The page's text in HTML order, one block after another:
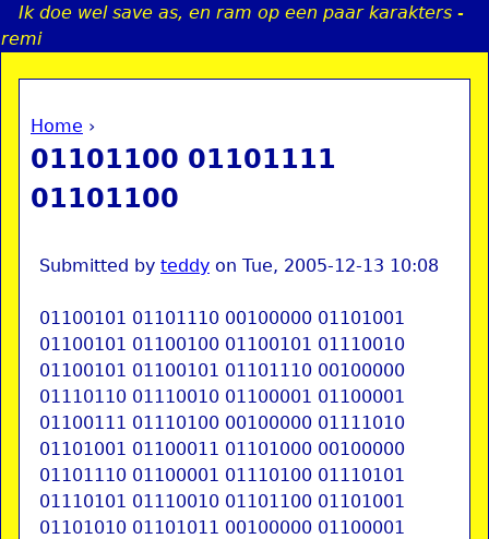
Jump to navigation
Ik doe wel save as, en ram op een paar karakters -
remi
You are here
Home ›
01101100 01101111
01101100
Submitted by teddy on Tue, 2005-12-13 10:08
01100101 01101110 00100000 01101001
01100101 01100100 01100101 01110010
01100101 01100101 01101110 00100000
01110110 01110010 01100001 01100001
01100111 01110100 00100000 01111010
01101001 01100011 01101000 00100000
01101110 01100001 01110100 01110101
01110101 01110010 01101100 01101001
01101010 01101011 00100000 01100001